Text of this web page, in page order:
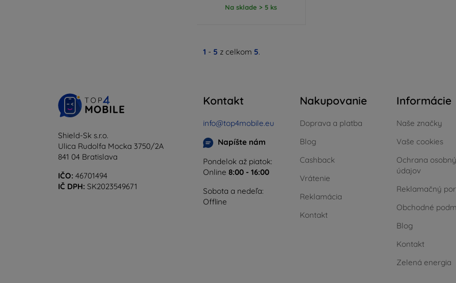
Na sklade > 5 ks
1 - 5 z celkom 5.
Shield-Sk s.r.o.
Ulica Rudolfa Mocka 3750/2A
841 04 Bratislava
IČO: 46701494
IČ DPH: SK2023549671
Kontakt
info@top4mobile.eu
Napíšte nám
Pondelok až piatok:
Online 8:00 - 16:00
Sobota a nedeľa:
Offline
Nakupovanie
Doprava a platba
Blog
Cashback
Vrátenie
Reklamácia
Kontakt
Informácie
Naše značky
Vaše cookies
Ochrana
údajov
Reklamačný
Obchodné
Blog
Kontakt
Zelená energia